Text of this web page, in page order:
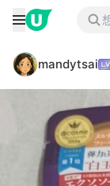
mandytsai